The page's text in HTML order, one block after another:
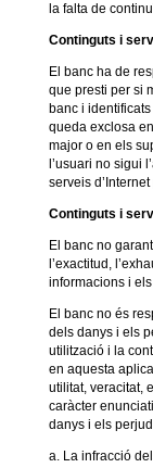
la falta de
Continguts i
El banc ha de
que presti per si
banc i
queda exclosa
major o en els
l’usuari no sigui
serveis
Continguts i
El banc no
l’exactitud,
informacions i
El banc no és
dels danys i els
utilització i la
en aquesta
utilitat, veracitat,
caràcter
danys i els
a. La infracció